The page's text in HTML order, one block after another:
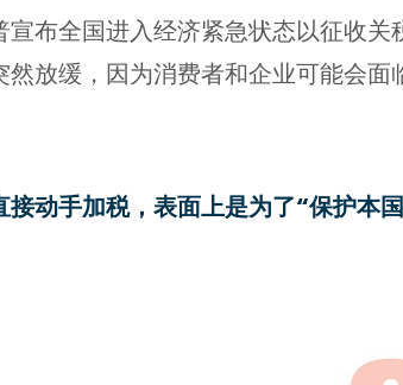
宣布全国进入经济紧急状态以征收
然放缓，因为消费者和企业可能会面
接动手加税，表面上是为了“保护本